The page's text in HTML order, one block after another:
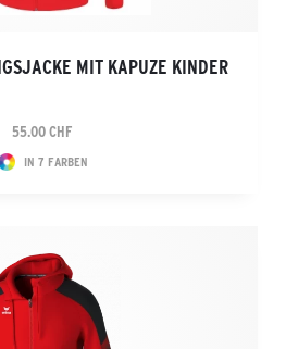
MIT KAPUZE KINDER
55.00 CHF
IN 7 FARBEN